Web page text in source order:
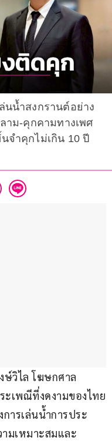
นน้ำสงกรานต์อย่าง
าม-คุกคามทางเพศ
จำคุกไม่เกิน 10 ปี
ษ์วิไล โฆษกศาล
ะเพณีที่งดงามของไทย
ารเล่นน้ำการประ
มเหมาะสมและ